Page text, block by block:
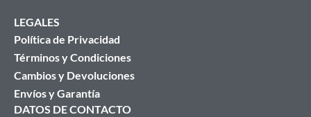
LEGALES
Política de Privacidad
Términos y Condiciones
Cambios y Devoluciones
Envíos y Garantía
DATOS DE CONTACTO